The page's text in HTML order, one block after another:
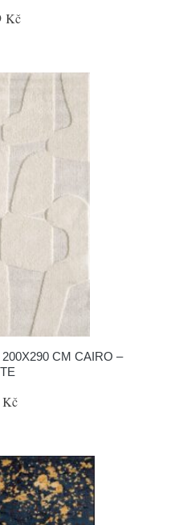
Kč
CM CAIRO –
Kč